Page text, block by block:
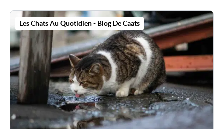
Les Chats Au Quotidien - Blog De Caats